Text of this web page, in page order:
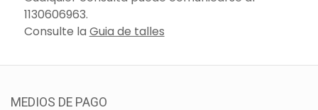
1130606963.
Consulte la Guia de talles
MEDIOS DE PAGO